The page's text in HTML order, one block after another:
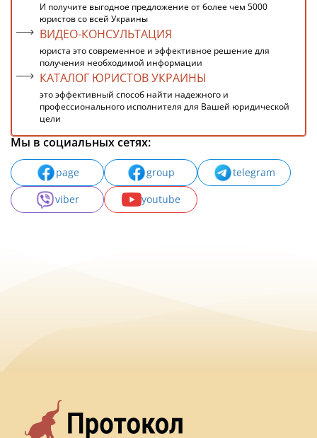
И получите выгодное предложение от более чем 5000
юристов со всей Украины
ВИДЕО-КОНСУЛЬТАЦИЯ
юриста это современное и эффективное решение для
получения необходимой информации
КАТАЛОГ ЮРИСТОВ УКРАИНЫ
это эффективный способ найти надежного и
профессионального исполнителя для Вашей юридической
цели
Мы в социальных сетях:
page group
telegram
viber
youtube